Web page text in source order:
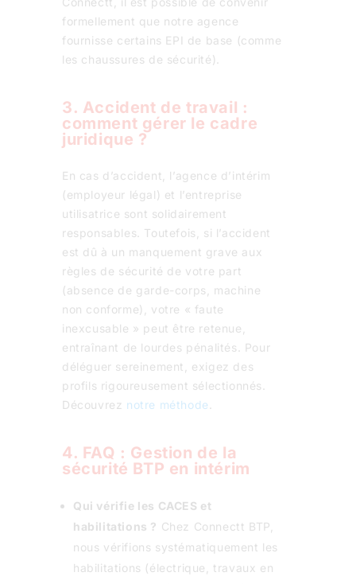
formellement que notre agence
fournisse certains EPI de base (comme
les chaussures de sécurité).
3. Accident de travail :
comment gérer le cadre
juridique ?
En cas d’accident, l’agence d’intérim
(employeur légal) et l’entreprise
utilisatrice sont solidairement
responsables. Toutefois, si l’accident
est dû à un manquement grave aux
règles de sécurité de votre part
(absence de garde-corps, machine
non conforme), votre « faute
inexcusable » peut être retenue,
entraînant de lourdes pénalités.
Pour
déléguer sereinement, exigez des
profils rigoureusement sélectionnés.
Découvrez notre méthode
4. FAQ : Gestion de la
sécurité BTP en intérim
Qui vérifie les CACES et
habilitations ? Chez Connectt BTP,
nous vérifions systématiquement les
habilitations (électrique, travaux en